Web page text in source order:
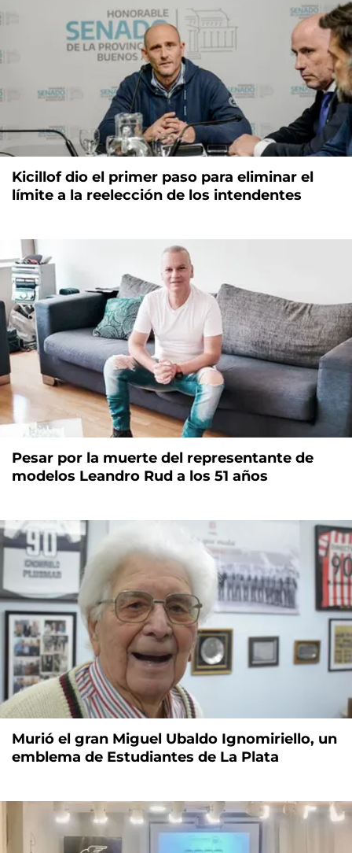
Kicillof dio el primer paso para eliminar el
límite a la reelección de los intendentes
Pesar por la muerte del representante de
modelos Leandro Rud a los 51 años
Murió el gran Miguel Ubaldo Ignomiriello, un
emblema de Estudiantes de La Plata